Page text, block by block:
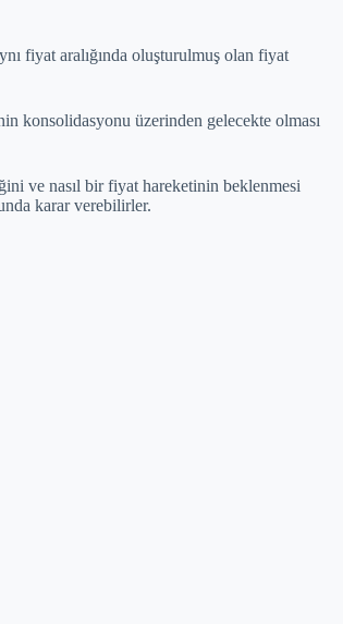
fiyat aralığında oluşturulmuş olan fiyat
konsolidasyonu üzerinden gelecekte olması
ve nasıl bir fiyat hareketinin beklenmesi
karar verebilirler.